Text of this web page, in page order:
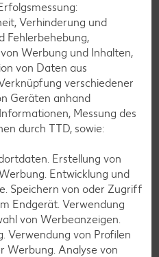
Minuten
als 60 Minuten
Verhinderung und
Fehlerbehebung,
Werbung und Inhalten,
von Daten aus
verschiedener
Geräten anhand
Messung des
durch TTD, sowie:
Erstellung von
Entwicklung und
Speichern von oder Zugriff
Endgerät. Verwendung
von Werbeanzeigen.
Verwendung von Profilen
Werbung. Analyse von